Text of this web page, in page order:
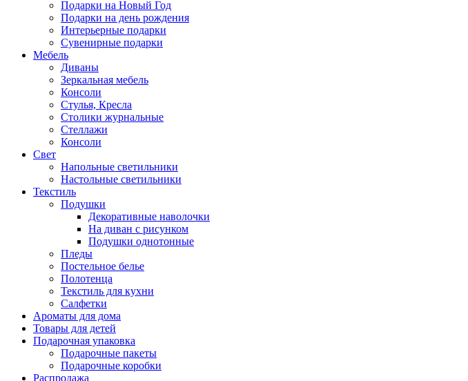
Подарки на Новый Год
Подарки на день рождения
Интерьерные подарки
Сувенирные подарки
Мебель
Диваны
Зеркальная мебель
Консоли
Стулья, Кресла
Столики журнальные
Стеллажи
Консоли
Свет
Напольные светильники
Настольные светильники
Текстиль
Подушки
Декоративные наволочки
На диван с рисунком
Подушки однотонные
Пледы
Постельное белье
Полотенца
Текстиль для кухни
Салфетки
Ароматы для дома
Товары для детей
Подарочная упаковка
Подарочные пакеты
Подарочные коробки
Распродажа